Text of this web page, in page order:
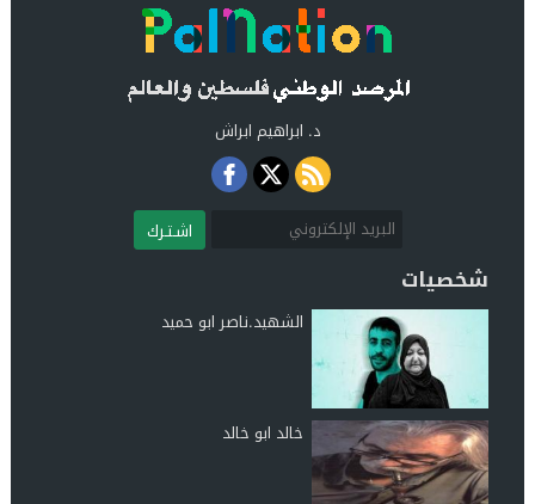
د. ابراهيم ابراش
اشـتـرك
شخصيات
الشهيد.ناصر ابو حميد
خالد ابو خالد